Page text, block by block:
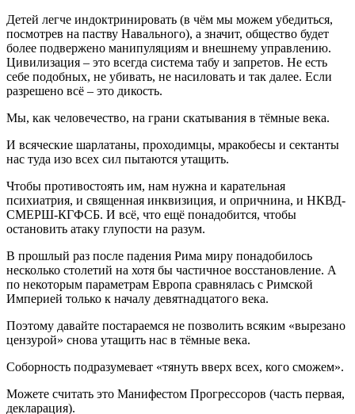
Детей легче индоктринировать (в чём мы можем убедиться,
посмотрев на паству Навального), а значит, общество будет
более подвержено манипуляциям и внешнему управлению.
Цивилизация – это всегда система табу и запретов. Не есть
себе подобных, не убивать, не насиловать и так далее. Если
разрешено всё – это дикость.
Мы, как человечество, на грани скатывания в тёмные века.
И всяческие шарлатаны, проходимцы, мракобесы и сектанты
нас туда изо всех сил пытаются утащить.
Чтобы противостоять им, нам нужна и карательная
психиатрия, и священная инквизиция, и опричнина, и НКВД-
СМЕРШ-КГФСБ. И всё, что ещё понадобится, чтобы
остановить атаку глупости на разум.
В прошлый раз после падения Рима миру понадобилось
несколько столетий на хотя бы частичное восстановление. А
по некоторым параметрам Европа сравнялась с Римской
Империей только к началу девятнадцатого века.
Поэтому давайте постараемся не позволить всяким «вырезано
цензурой» снова утащить нас в тёмные века.
Соборность подразумевает «тянуть вверх всех, кого сможем».
Можете считать это Манифестом Прогрессоров (часть первая,
декларация).